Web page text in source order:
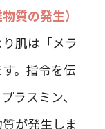
質の発生）
肌は「メラ
。指令を伝
ラスミン、
が発生しま